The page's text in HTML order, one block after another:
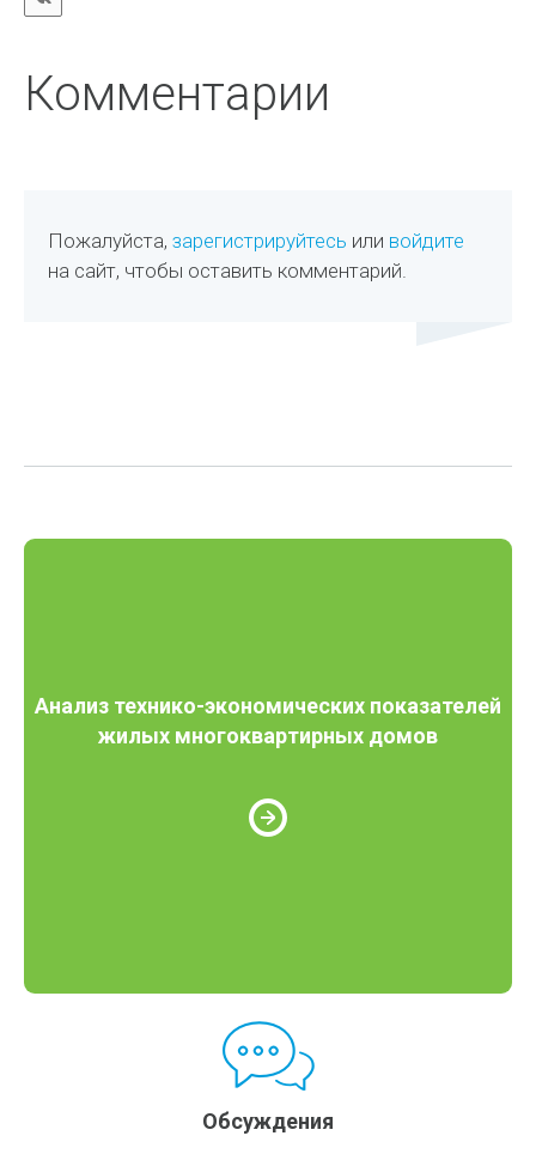
Комментарии
Пожалуйста,зарегистрируйтесь или войдите
на сайт, чтобы оставить комментарий.
Анализ технико-экономических показателей
жилых многоквартирных домов
Обсуждения